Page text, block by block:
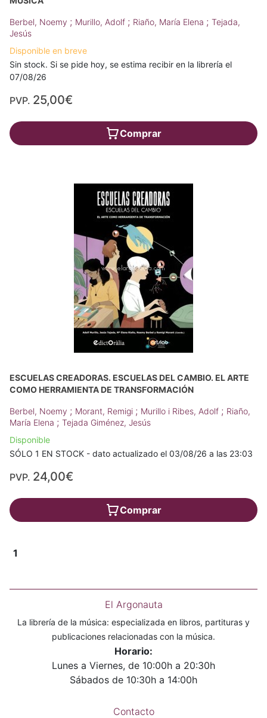
Berbel, Noemy ; Murillo, Adolf ; Riaño, María Elena ; Tejada,
Jesús
Disponible en breve
Sin stock. Si se pide hoy, se estima recibir en la librería el
07/08/26
PVP. 25,00€
Comprar
ESCUELAS CREADORAS. ESCUELAS DEL CAMBIO. EL ARTE
COMO HERRAMIENTA DE TRANSFORMACIÓN
Berbel, Noemy ; Morant, Remigi ; Murillo i Ribes, Adolf ; Riaño,
María Elena ; Tejada Giménez, Jesús
Disponible
SÓLO 1 EN STOCK - dato actualizado el 03/08/26 a las 23:03
PVP. 24,00€
Comprar
1
El Argonauta
La librería de la música: especializada en libros, partituras y
publicaciones relacionadas con la música.
Horario:
Lunes a Viernes, de 10:00h a 20:30h
Sábados de 10:30h a 14:00h
Contacto